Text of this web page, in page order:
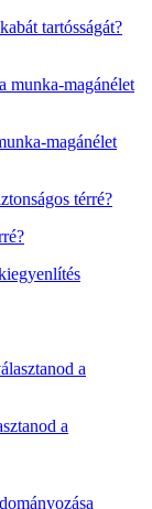
tartósságát?
magánélet
a